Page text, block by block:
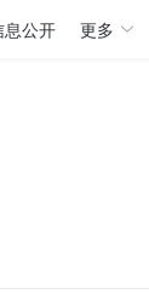
息公开 更多